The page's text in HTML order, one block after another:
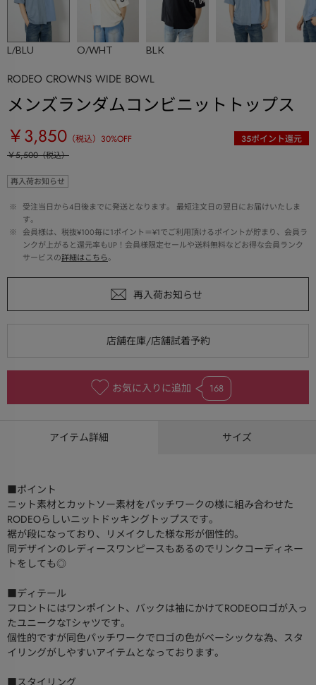
L/BLU O/WHT BLK
RODEO CROWNS WIDE BOWL
メンズランダムコンビニットトップス
￥3,850 （税込） 30%OFF 35ポイント還元
￥5,500（税込）
再入荷お知らせ
※
受注当日から4日後までに発送となります。 最短注文日の翌日にお届けいたしま
す。
※
会員様は、税抜¥100毎に1ポイント＝¥1でご利用頂けるポイントが貯まり、会員ラ
ンクが上がると還元率もUP！会員様限定セールや送料無料などお得な会員ランク
サービスの詳細はこちら。
お気に入りに追加 168
アイテム詳細 サイズ
■ポイント
ニット素材とカットソー素材をパッチワークの様に組み合わせた
RODEOらしいニットドッキングトップスです。
裾が段になっており、リメイクした様な形が個性的。
同デザインのレディースワンピースもあるのでリンクコーディネー
トをしても◎
■ディテール
フロントにはワンポイント、バックは袖にかけてRODEOロゴが入っ
たユニークなTシャツです。
個性的ですが同色パッチワークでロゴの色がベーシックな為、スタ
イリングがしやすいアイテムとなっております。